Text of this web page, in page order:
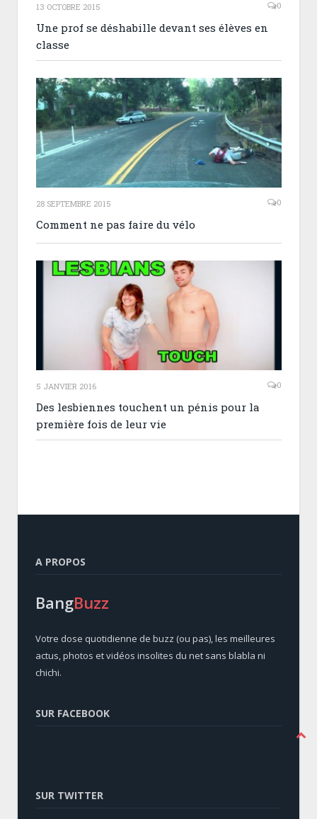
13 OCTOBRE 2015 0
Une prof se déshabille devant ses élèves en
classe
28 SEPTEMBRE 2015 0
Comment ne pas faire du vélo
5 JANVIER 2016 0
Des lesbiennes touchent un pénis pour la
première fois de leur vie
A PROPOS
BangBuzz
Votre dose quotidienne de buzz (ou pas), les meilleures
actus, photos et vidéos insolites du net sans blabla ni
chichi.
SUR FACEBOOK
SUR TWITTER